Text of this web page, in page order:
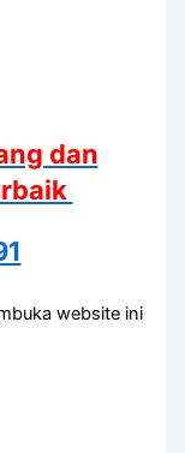
dan
website ini